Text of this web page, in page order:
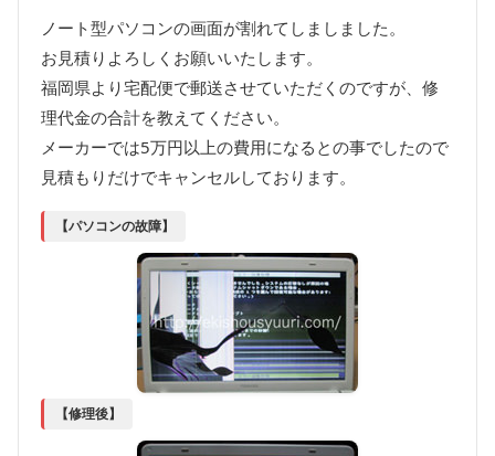
ノート型パソコンの画面が割れてしましました。
お見積りよろしくお願いいたします。
福岡県より宅配便で郵送させていただくのですが、修
理代金の合計を教えてください。
メーカーでは5万円以上の費用になるとの事でしたので
見積もりだけでキャンセルしております。
【パソコンの故障】
【修理後】